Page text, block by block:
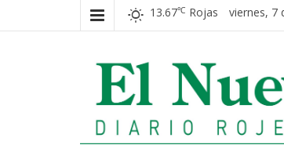
13.67℃ Rojas viernes, 7